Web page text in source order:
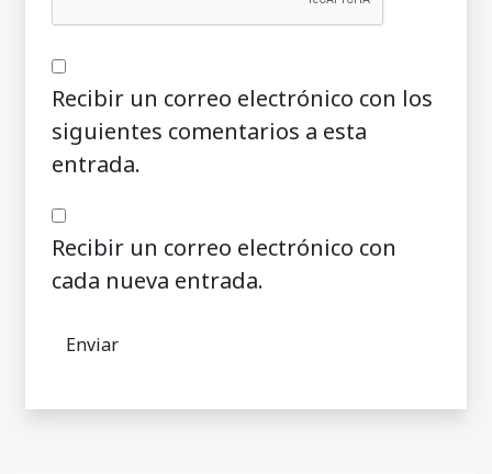
Recibir un correo electrónico con los
siguientes comentarios a esta
entrada.
Recibir un correo electrónico con
cada nueva entrada.